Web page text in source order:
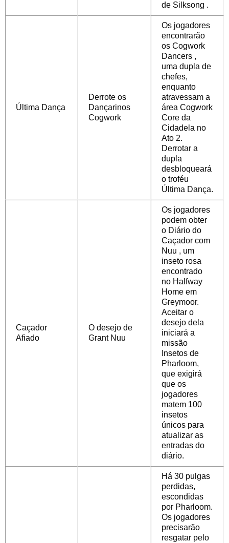
de Silksong .
Última Dança
Derrote os
Dançarinos
Cogwork
Os jogadores
encontrarão
os Cogwork
Dancers ,
uma dupla de
chefes,
enquanto
atravessam a
área Cogwork
Core da
Cidadela no
Ato 2.
Derrotar a
dupla
desbloqueará
o troféu
Última Dança.
Caçador
Afiado
O desejo de
Grant Nuu
Os jogadores
podem obter
o Diário do
Caçador com
Nuu , um
inseto rosa
encontrado
no Halfway
Home em
Greymoor.
Aceitar o
desejo dela
iniciará a
missão
Insetos de
Pharloom,
que exigirá
que os
jogadores
matem 100
insetos
únicos para
atualizar as
entradas do
diário.
Há 30 pulgas
perdidas,
escondidas
por Pharloom.
Os jogadores
precisarão
resgatar pelo